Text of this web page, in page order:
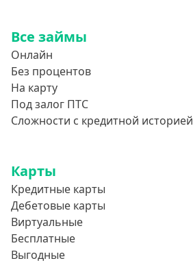
Все займы
Онлайн
Без процентов
На карту
Под залог ПТС
Сложности с кредитной историей
Карты
Кредитные карты
Дебетовые карты
Виртуальные
Бесплатные
Выгодные